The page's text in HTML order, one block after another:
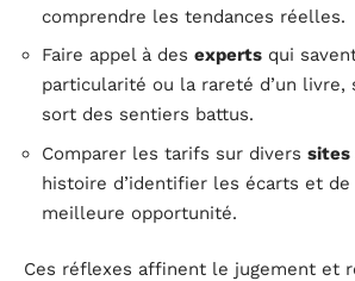
comprendre les tendances réelles.
Faire appel à des experts qui
particularité ou la rareté d’un livre,
sort des sentiers battus.
Comparer les tarifs sur divers sites
histoire d’identifier les écarts et de
meilleure opportunité.
Ces réflexes affinent le jugement et